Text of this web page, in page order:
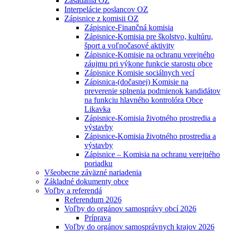
Interpelácie poslancov OZ
Zápisnice z komisii OZ
Zápisnice-Finančná komisia
Zápisnice-Komisia pre školstvo, kultúru,
šport a voľnočasové aktivity
Zápisnice-Komisie na ochranu verejného
záujmu pri výkone funkcie starostu obce
Zápisnice Komisie sociálnych vecí
Zápisnica-(dočasnej) Komisie na
preverenie splnenia podmienok kandidátov
na funkciu hlavného kontrolóra Obce
Likavka
Zápisnice-Komisia životného prostredia a
výstavby
Zápisnice-Komisia životného prostredia a
výstavby
Zápisnice – Komisia na ochranu verejného
poriadku
Všeobecne záväzné nariadenia
Základné dokumenty obce
Voľby a referendá
Referendum 2026
Voľby do orgánov samosprávy obcí 2026
Príprava
Voľby do orgánov samosprávnych krajov 2026